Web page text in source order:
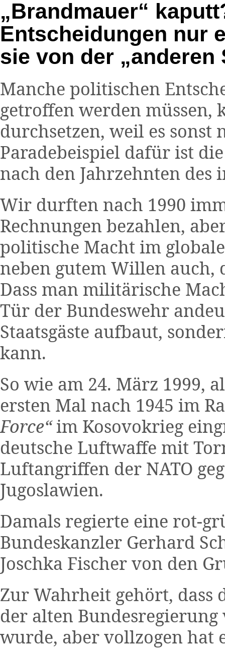
„Brandmauer“
Entscheidungen nur
sie von der „anderen
Manche politischen
getroffen werden müssen,
durchsetzen, weil es
Paradebeispiel dafür ist
nach den Jahrzehnten
Wir durften nach 1990
Rechnungen bezahlen,
politische Macht im
neben gutem Willen auch,
Dass man militärische
Tür der Bundeswehr
Staatsgäste aufbaut,
kann.
So wie am 24. März 1999,
ersten Mal nach 1945 im
Force“im Kosovokrieg
deutsche Luftwaffe mit
Luftangriffen der NATO
Jugoslawien.
Damals regierte eine rot-
Bundeskanzler Gerhard
Joschka Fischer von den
Zur Wahrheit gehört, dass
der alten
wurde, aber vollzogen hat